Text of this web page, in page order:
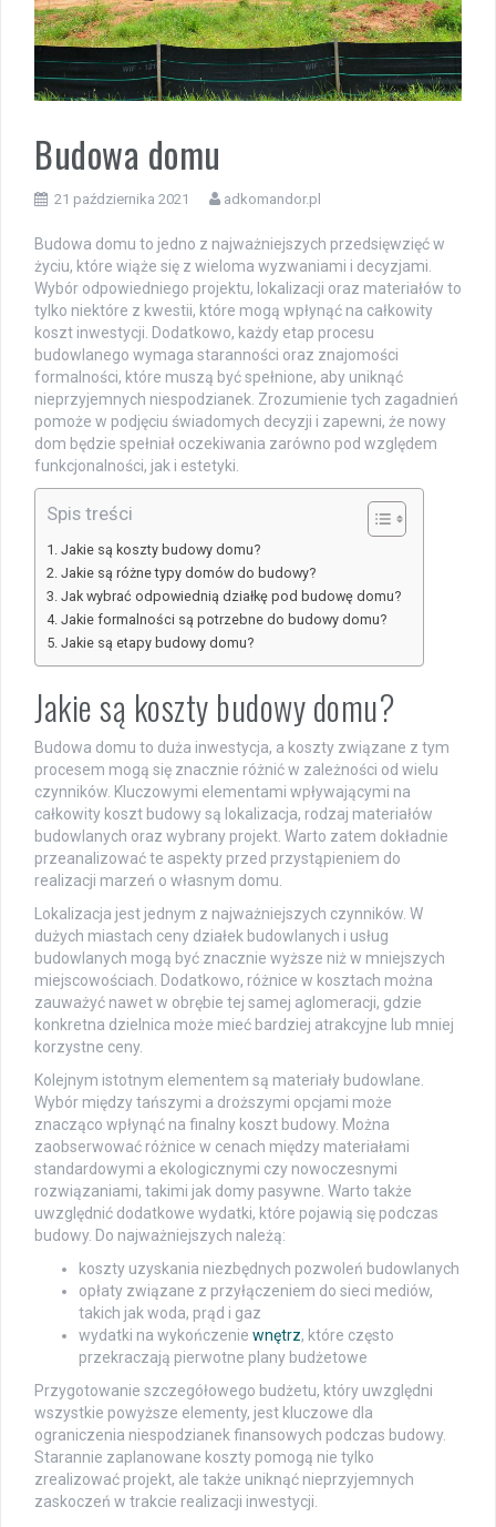
Budowa domu
21 października 2021 adkomandor.pl
Budowa domu to jedno z najważniejszych przedsięwzięć w
życiu, które wiąże się z wieloma wyzwaniami i decyzjami.
Wybór odpowiedniego projektu, lokalizacji oraz materiałów to
tylko niektóre z kwestii, które mogą wpłynąć na całkowity
koszt inwestycji. Dodatkowo, każdy etap procesu
budowlanego wymaga staranności oraz znajomości
formalności, które muszą być spełnione, aby uniknąć
nieprzyjemnych niespodzianek. Zrozumienie tych zagadnień
pomoże w podjęciu świadomych decyzji i zapewni, że nowy
dom będzie spełniał oczekiwania zarówno pod względem
funkcjonalności, jak i estetyki.
Spis treści
Jakie są koszty budowy domu?
Jakie są różne typy domów do budowy?
Jak wybrać odpowiednią działkę pod budowę domu?
Jakie formalności są potrzebne do budowy domu?
Jakie są etapy budowy domu?
Jakie są koszty budowy domu?
Budowa domu to duża inwestycja, a koszty związane z tym
procesem mogą się znacznie różnić w zależności od wielu
czynników. Kluczowymi elementami wpływającymi na
całkowity koszt budowy są lokalizacja, rodzaj materiałów
budowlanych oraz wybrany projekt. Warto zatem dokładnie
przeanalizować te aspekty przed przystąpieniem do
realizacji marzeń o własnym domu.
Lokalizacja jest jednym z najważniejszych czynników. W
dużych miastach ceny działek budowlanych i usług
budowlanych mogą być znacznie wyższe niż w mniejszych
miejscowościach. Dodatkowo, różnice w kosztach można
zauważyć nawet w obrębie tej samej aglomeracji, gdzie
konkretna dzielnica może mieć bardziej atrakcyjne lub mniej
korzystne ceny.
Kolejnym istotnym elementem są materiały budowlane.
Wybór między tańszymi a droższymi opcjami może
znacząco wpłynąć na finalny koszt budowy. Można
zaobserwować różnice w cenach między materiałami
standardowymi a ekologicznymi czy nowoczesnymi
rozwiązaniami, takimi jak domy pasywne. Warto także
uwzględnić dodatkowe wydatki, które pojawią się podczas
budowy. Do najważniejszych należą:
koszty uzyskania niezbędnych pozwoleń budowlanych
opłaty związane z przyłączeniem do sieci mediów,
takich jak woda, prąd i gaz
wydatki na wykończenie wnętrz, które często
przekraczają pierwotne plany budżetowe
Przygotowanie szczegółowego budżetu, który uwzględni
wszystkie powyższe elementy, jest kluczowe dla
ograniczenia niespodzianek finansowych podczas budowy.
Starannie zaplanowane koszty pomogą nie tylko
zrealizować projekt, ale także uniknąć nieprzyjemnych
zaskoczeń w trakcie realizacji inwestycji.